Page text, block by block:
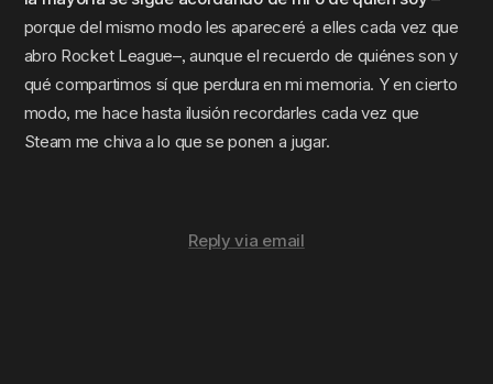
porque del mismo modo les apareceré a elles cada vez que
abro Rocket League–, aunque el recuerdo de quiénes son y
qué compartimos sí que perdura en mi memoria. Y en cierto
modo, me hace hasta ilusión recordarles cada vez que
Steam me chiva a lo que se ponen a jugar.
Reply via email